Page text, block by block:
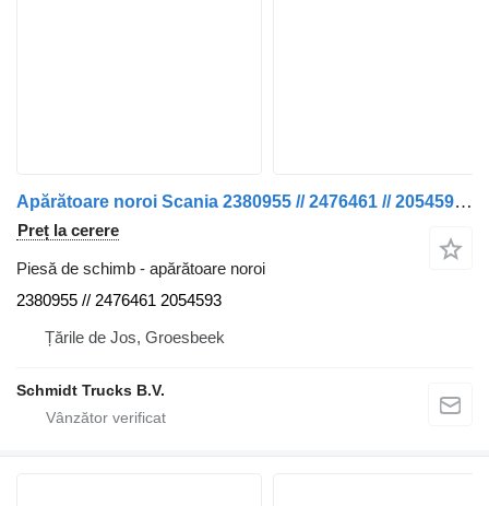
Apărătoare noroi Scania 2380955 // 2476461 // 2054593 // 2302630 P 320 NGS pentru camion
Preț la cerere
Piesă de schimb - apărătoare noroi
2380955 // 2476461 2054593
Țările de Jos, Groesbeek
Schmidt Trucks B.V.